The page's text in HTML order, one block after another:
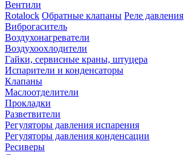
Вентили
Rotalock Обратные клапаны Реле давления
Виброгаситель
Воздухонагреватели
Воздухоохлодители
Гайки, сервисные краны, штуцера
Испарители и конденсаторы
Клапаны
Маслоотделители
Прокладки
Разветвители
Регуляторы давления испарения
Регуляторы давления конденсации
Ресиверы